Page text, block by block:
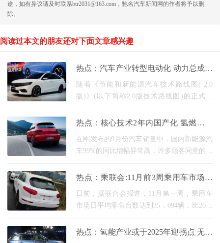
途，如有异议请及时联系btr2031@163.com，驰名汽车新闻网的作者将予以删
除。
阅读过本文的朋友还对下面文章感兴趣
热点：汽车产业转型电动化 动力总成怎
么破局前行？
随着《节能和新能源汽车技术路线图( 2.0
版)》(以下简称2.0版技术路线图)的正式发
道路。 根据2.0版技术路线图，到2035年，中
热点：核心技术2年内国产化 氢燃料产
业走入快车道
在刚发布的9月份汽车销量中，国内新能源汽
车99%的同比增幅异常高，许多顾客同意的汽
退的阴霾，似乎正在走向市场化。 除此之
热点：乘联会:11月前3周乘用车市场零
售正增长
日前，据联合会报道，11月第一周，乘用车
市场日平均零售台数达到35，094辆，比2019
月第二周，乘用车市场日均零售49，854辆，
热点：氢能产业或于2025年迎拐点 无碳